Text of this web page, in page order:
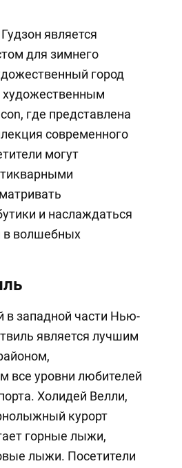
является
для зимнего
город
художественным
где представлена
современного
могут
и наслаждаться
в волшебных
в западной части Нью-
является лучшим
все уровни любителей
Холидей Велли,
курорт
горные лыжи,
лыжи. Посетители